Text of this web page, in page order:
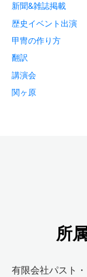
新聞&雑誌掲載
歴史イベント出演
甲冑の作り方
翻訳
講演会
関ヶ原
所
有限会社パスト